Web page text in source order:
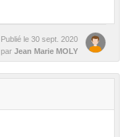
Publié le 30 sept. 2020
par Jean Marie MOLY